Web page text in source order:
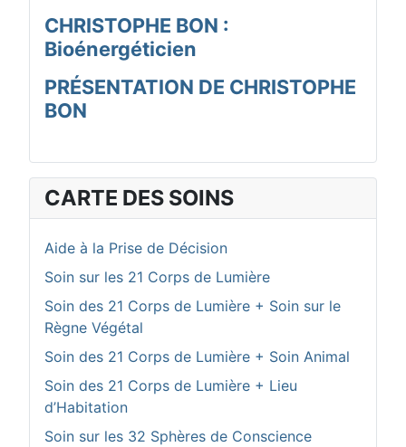
CHRISTOPHE BON :
Bioénergéticien
PRÉSENTATION DE CHRISTOPHE
BON
CARTE DES SOINS
Aide à la Prise de Décision
Soin sur les 21 Corps de Lumière
Soin des 21 Corps de Lumière + Soin sur le
Règne Végétal
Soin des 21 Corps de Lumière + Soin Animal
Soin des 21 Corps de Lumière + Lieu
d’Habitation
Soin sur les 32 Sphères de Conscience